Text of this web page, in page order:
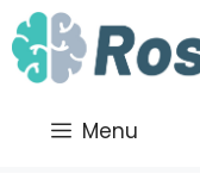
Saltar
al
contenido
Menu